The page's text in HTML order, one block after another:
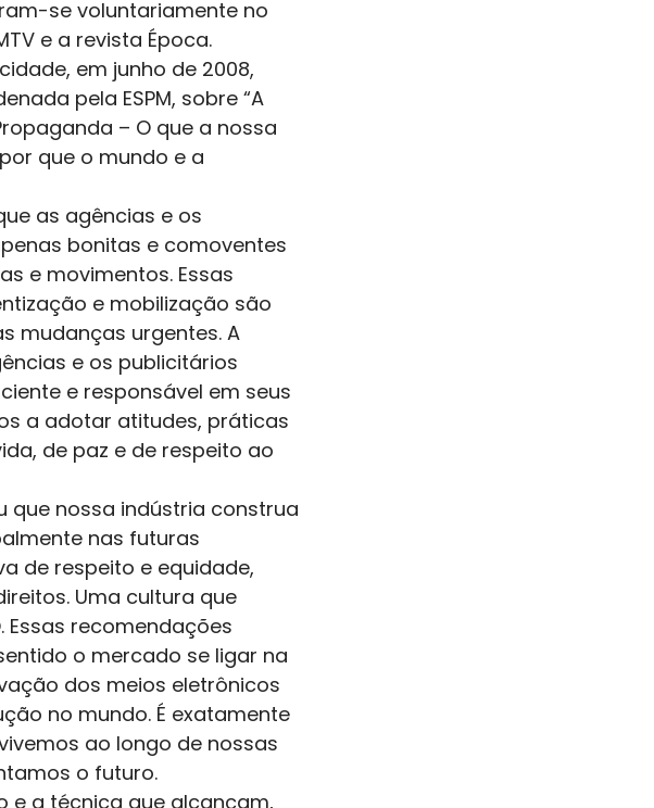
se voluntariamente no
e a revista Época.
em junho de 2008,
pela ESPM, sobre “A
– O que a nossa
que o mundo e a
as agências e os
bonitas e comoventes
e movimentos. Essas
e mobilização são
mudanças urgentes. A
e os publicitários
e responsável em seus
a adotar atitudes, práticas
de paz e de respeito ao
que nossa indústria construa
nas futuras
de respeito e equidade,
Uma cultura que
Essas recomendações
o mercado se ligar na
dos meios eletrônicos
no mundo. É exatamente
ao longo de nossas
o futuro.
e a técnica que alcançam,